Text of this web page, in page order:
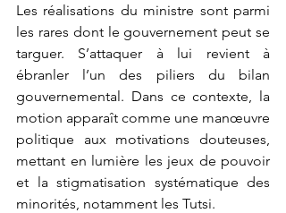
Les réalisations du ministre sont parmi
les rares dont le gouvernement peut se
targuer. S’attaquer à lui revient à
ébranler l’un des piliers du bilan
gouvernemental. Dans ce contexte, la
motion apparaît comme une manœuvre
politique aux motivations douteuses,
mettant en lumière les jeux de pouvoir
et la stigmatisation systématique des
minorités, notamment les Tutsi.